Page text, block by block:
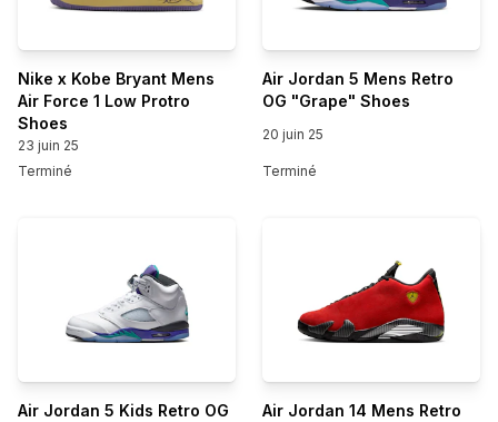
Nike x Kobe Bryant Mens
Air Force 1 Low Protro
Shoes
23 juin 25
Terminé
Air Jordan 5 Mens Retro
OG "Grape" Shoes
20 juin 25
Terminé
Air Jordan 5 Kids Retro OG
Air Jordan 14 Mens Retro